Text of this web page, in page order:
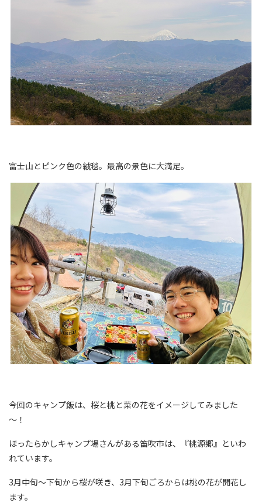
富士山とピンク色の絨毯。最高の景色に大満足。
今回のキャンプ飯は、桜と桃と菜の花をイメージしてみました
～！
ほったらかしキャンプ場さんがある笛吹市は、『桃源郷』といわ
れています。
3月中旬～下旬から桜が咲き、3月下旬ごろからは桃の花が開花し
ます。